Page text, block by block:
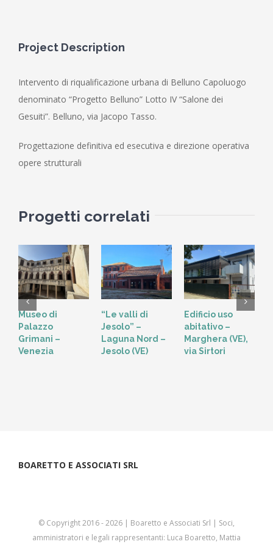
Project Description
Intervento di riqualificazione urbana di Belluno Capoluogo
denominato “Progetto Belluno” Lotto IV “Salone dei
Gesuiti”. Belluno, via Jacopo Tasso.
Progettazione definitiva ed esecutiva e direzione operativa
opere strutturali
Progetti correlati
Museo di
Palazzo
Grimani –
Venezia
“Le valli di
Jesolo” –
Laguna Nord –
Jesolo (VE)
Edificio uso
abitativo –
Marghera (VE),
via Sirtori
BOARETTO E ASSOCIATI SRL
© Copyright 2016 -2026 | Boaretto e Associati Srl | Soci,
amministratori e legali rappresentanti: Luca Boaretto, Mattia